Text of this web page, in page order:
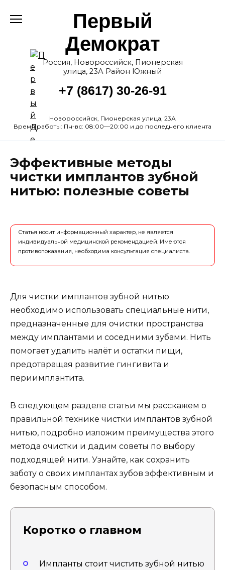
Первый
Демократ
Россия, Новороссийск, Пионерская
улица, 23А Район Южный
+7 (8617) 30-26-91
Новороссийск, Пионерская улица, 23А
Время работы: Пн-вс: 08:00—20:00 и до последнего клиента
Эффективные методы
чистки имплантов зубной
нитью: полезные советы
Статья носит информационный характер, не является
индивидуальной медицинской рекомендацией. Имеются
противопоказания, необходима консультация специалиста.
Для чистки имплантов зубной нитью
необходимо использовать специальные нити,
предназначенные для очистки пространства
между имплантами и соседними зубами. Нить
помогает удалить налёт и остатки пищи,
предотвращая развитие гингивита и
периимплантита.
В следующем разделе статьи мы расскажем о
правильной технике чистки имплантов зубной
нитью, подробно изложим преимущества этого
метода очистки и дадим советы по выбору
подходящей нити. Узнайте, как сохранить
заботу о своих имплантах зубов эффективным и
безопасным способом.
Коротко о главном
Импланты стоит чистить зубной нитью